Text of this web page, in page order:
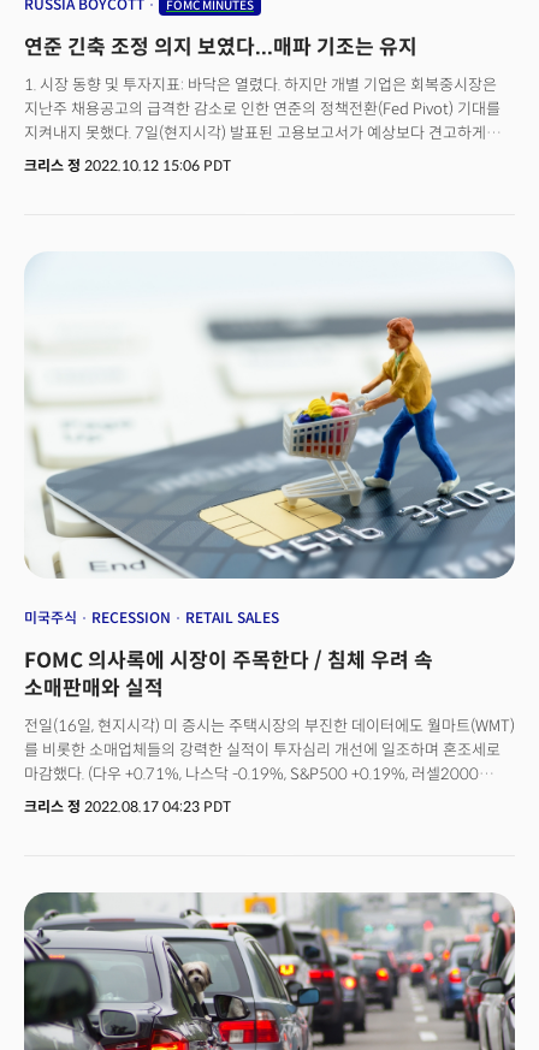
RUSSIA BOYCOTT FOMC MINUTES
연준 긴축 조정 의지 보였다...매파 기조는 유지
1. 시장 동향 및 투자지표: 바닥은 열렸다. 하지만 개별 기업은 회복중시장은
지난주 채용공고의 급격한 감소로 인한 연준의 정책전환(Fed Pivot) 기대를
지켜내지 못했다. 7일(현지시각) 발표된 고용보고서가 예상보다 견고하게
나오면서 기대가 상쇄됐기 때문이다. 시장의 모멘텀 역시 손실을 겪었다.
시장은 이번주 예정된 소비자물가지수(CPI)에 주목할 것이다. 생산자물가지수
가능성이 커졌다는 점에서 쉽지 않은 시장환경이 재개될 것으로 전망된다.
올해 새로운 저점이 만들어졌다는 점에서 CPI에 따라 하락세가 가속화될
가능성이 높아졌다. BofA에서 제시하는 S&P500의 저점 가능 지역은
3200~3400 지역이다. 피보나치 환급 레벨의 50%~61.8%이며 팬데믹
이전의 고점, 그리고 많은 거래량과 함께 가격변화가 많이 일어났던 지역이다.
CPI 데이터와 3분기 기업들의 실적 및 전망에 따라 달라지겠지만 단기적인
회복랠리를 시사하는 긍정적인 지표도 눈에 띈다. 가장 주목을 받는 것은
초위험자산과 안전자산과의 괴리를 보여주는 하이일드 스프레드의 둔화다.
하이일드 스프레드는 올해 한번도 고점을 낮추는 모습을 보이지 않았으나
6월의 저점과 10월의 저점에는 고점이 낮아졌다. 이는 위험자산에 대한
투자심리가 6월보다 개선이 되고 있다는 시그널로 인식된다. 개별 기업들의
퍼포먼스 역시 6월 저점을 기록했을 당시보다 개선됐다. 52주 저점을 기록한
벗어나 회복을 만들어내고 있음을 시사했다.
크리스 정 2022.10.12 15:06 PDT
미국주식 RECESSION RETAIL SALES
FOMC 의사록에 시장이 주목한다 / 침체 우려 속
소매판매와 실적
전일(16일, 현지시각) 미 증시는 주택시장의 부진한 데이터에도 월마트(WMT)
를 비롯한 소매업체들의 강력한 실적이 투자심리 개선에 일조하며 혼조세로
마감했다. (다우 +0.71%, 나스닥 -0.19%, S&P500 +0.19%, 러셀2000
-0.04%)미국 주식시장은 최근 인플레이션이 정점에 도달했다는 신호와 함께
인한 경기침체 가능성은 이제 50%를 넘어가고 있고 회복세를 보이던 중국의
경제는 다시 휘청이고 있다. 미국 경제 역시 최근 일부 지역의 기업활동이
급격하게 둔화되는 모습을 보여 우려를 자아내고 있다. 수요일(17일,
현지시각) 미 증시는 글로벌 경기침체 우려가 강해지면서 약세로 출발했다.
다우존스30산업평균지수 선물은 159포인트(0.47%)가 하락한 3만
3958포인트를 기록했고 S&P500 선물은 0.66%, 나스닥 선물은 0.80%가
하락했다. 인플레이션의 정점 가능성에 시장이 환호했지만 연준의 계속되는
크리스 정 2022.08.17 04:23 PDT